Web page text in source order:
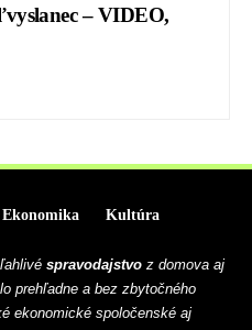
– VIDEO,
Ekonomika
Kultúra
spravodajstvo z domova aj
prehľadne a bez zbytočného
ekonomické spoločenské aj